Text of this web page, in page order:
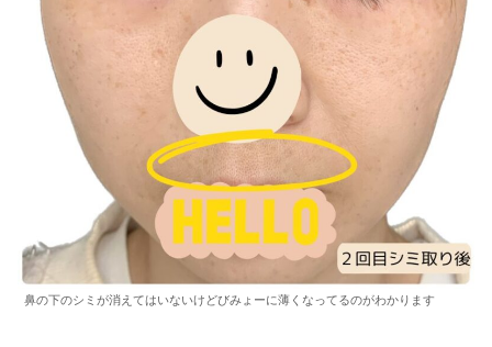
鼻の下のシミが消えてはいないけどびみょーに薄くなってるのがわかります